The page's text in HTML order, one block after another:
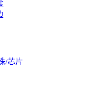
/芯片